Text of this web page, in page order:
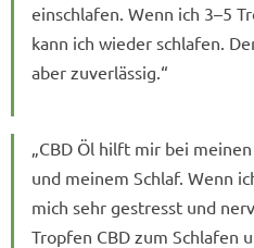
einschlafen. Wenn ich 3–5
kann ich wieder schlafen.
aber zuverlässig.“
„CBD Öl hilft mir bei
und meinem Schlaf. Wenn
mich sehr gestresst und
Tropfen CBD zum Schlafen